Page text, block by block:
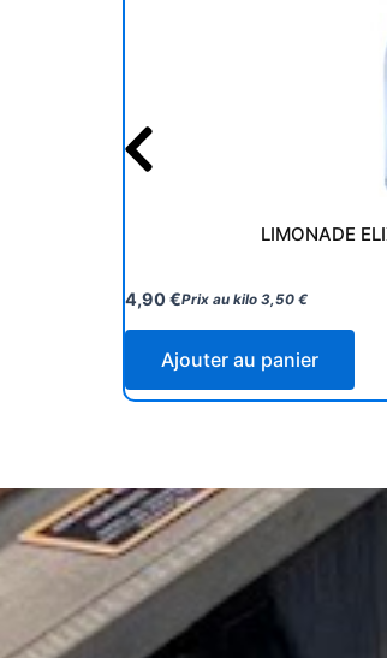
LIMONADE
4,90€Prix au kilo 3,50 €
Ajouter au panier